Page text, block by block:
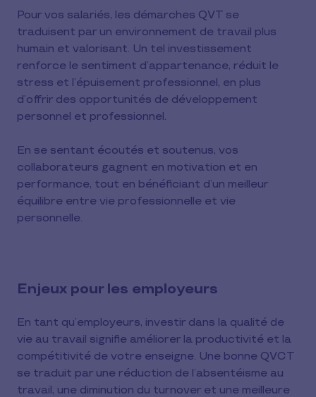
Pour vos salariés, les démarches QVT se
traduisent par un environnement de travail plus
humain et valorisant. Un tel investissement
renforce le sentiment d’appartenance, réduit le
stress et l’épuisement professionnel, en plus
d’offrir des opportunités de développement
personnel et professionnel.
En se sentant écoutés et soutenus, vos
collaborateurs gagnent en motivation et en
performance, tout en bénéficiant d’un meilleur
équilibre entre vie professionnelle et vie
personnelle.
Enjeux pour les employeurs
En tant qu’employeurs, investir dans la qualité de
vie au travail signifie améliorer la productivité et la
compétitivité de votre enseigne. Une bonne QVCT
se traduit par une réduction de l’absentéisme au
travail, une diminution du turnover et une meilleure